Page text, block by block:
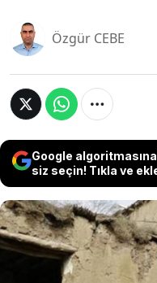
Özgür CEBE
Google
siz seçin! Tıkla ve
vücudu